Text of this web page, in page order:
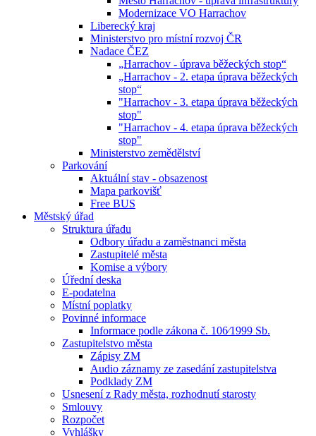
Modernizace VO Harrachov
Liberecký kraj
Ministerstvo pro místní rozvoj ČR
Nadace ČEZ
„Harrachov - úprava běžeckých stop“
„Harrachov - 2. etapa úprava běžeckých
stop“
"Harrachov - 3. etapa úprava běžeckých
stop"
"Harrachov - 4. etapa úprava běžeckých
stop"
Ministerstvo zemědělství
Parkování
Aktuální stav - obsazenost
Mapa parkovišť
Free BUS
Městský úřad
Struktura úřadu
Odbory úřadu a zaměstnanci města
Zastupitelé města
Komise a výbory
Úřední deska
E-podatelna
Místní poplatky
Povinné informace
Informace podle zákona č. 106⁄1999 Sb.
Zastupitelstvo města
Zápisy ZM
Audio záznamy ze zasedání zastupitelstva
Podklady ZM
Usnesení z Rady města, rozhodnutí starosty
Smlouvy
Rozpočet
Vyhlášky